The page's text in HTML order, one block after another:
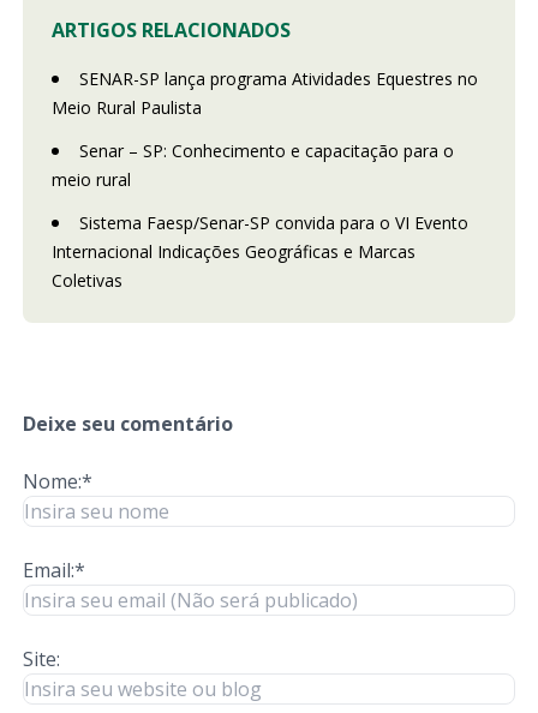
ARTIGOS RELACIONADOS
SENAR-SP lança programa Atividades Equestres no
Meio Rural Paulista
Senar – SP: Conhecimento e capacitação para o
meio rural
Sistema Faesp/Senar-SP convida para o VI Evento
Internacional Indicações Geográficas e Marcas
Coletivas
Deixe seu comentário
Nome:*
Email:*
Site: